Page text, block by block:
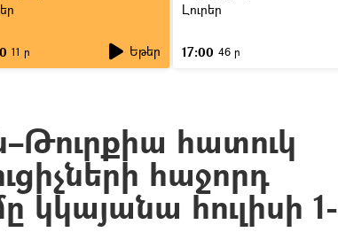
11 ր Եթեր
Լուրեր
17:00 46 ր
հատուկ
հաջորդ
կկայանա հուլիսի 1-